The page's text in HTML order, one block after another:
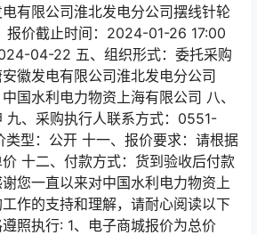
有限公司淮北发电分公司摆线针轮
报价截止时间：2024-01-26 17:00
04-22 五、组织形式：委托采购
徽发电有限公司淮北发电分公司
国水利电力物资上海有限公司 八、
九、采购执行人联系方式：0551-
型：公开 十一、报价要求：请根据
十二、付款方式：货到验收后付款
您一直以来对中国水利电力物资上
作的支持和理解，请耐心阅读以下
照执行: 1、电子商城报价为总价